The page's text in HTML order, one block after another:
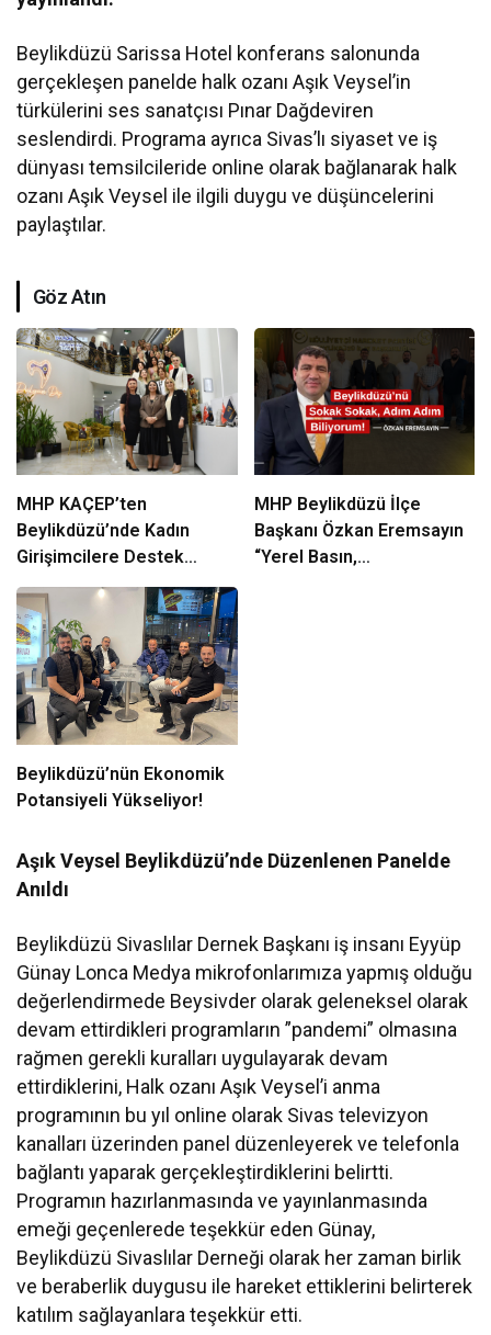
Beylikdüzü Sarissa Hotel konferans salonunda
gerçekleşen panelde halk ozanı Aşık Veysel’in
türkülerini ses sanatçısı Pınar Dağdeviren
seslendirdi. Programa ayrıca Sivas’lı siyaset ve iş
dünyası temsilcileride online olarak bağlanarak halk
ozanı Aşık Veysel ile ilgili duygu ve düşüncelerini
paylaştılar.
Göz Atın
MHP KAÇEP’ten
Beylikdüzü’nde Kadın
Girişimcilere Destek
Çıkarması
MHP Beylikdüzü İlçe
Başkanı Özkan Eremsayın
“Yerel Basın,
Beylikdüzü’nün Ekonomik
Potansiyeli Yükseliyor!
Aşık Veysel Beylikdüzü’nde Düzenlenen Panelde
Anıldı
Beylikdüzü Sivaslılar Dernek Başkanı iş insanı Eyyüp
Günay Lonca Medya mikrofonlarımıza yapmış olduğu
değerlendirmede Beysivder olarak geleneksel olarak
devam ettirdikleri programların ”pandemi” olmasına
rağmen gerekli kuralları uygulayarak devam
ettirdiklerini, Halk ozanı Aşık Veysel’i anma
programının bu yıl online olarak Sivas televizyon
kanalları üzerinden panel düzenleyerek ve telefonla
bağlantı yaparak gerçekleştirdiklerini belirtti.
Programın hazırlanmasında ve yayınlanmasında
emeği geçenlerede teşekkür eden Günay,
Beylikdüzü Sivaslılar Derneği olarak her zaman birlik
ve beraberlik duygusu ile hareket ettiklerini belirterek
katılım sağlayanlara teşekkür etti.